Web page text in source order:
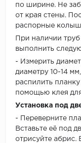
по ширине. Не
от края стены.
распорные
При наличии
выполнить
- Измерить
диаметру 10-14
распилить
помощью клея
Установка под
- Переверните
Вставьте её под
отрисуйте абрис.